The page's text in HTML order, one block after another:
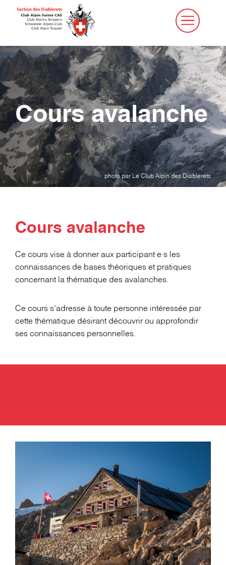
Cours avalanche
photo par Le Club Alpin des Diablerets
Cours avalanche
Ce cours vise à donner aux participant·e·s les
connaissances de bases théoriques et pratiques
concernant la thématique des avalanches.
Ce cours s’adresse à toute personne intéressée par
cette thématique désirant découvrir ou approfondir
ses connaissances personnelles.